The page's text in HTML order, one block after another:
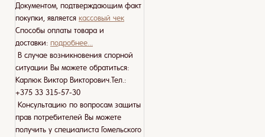
Документом, подтверждающим факт
покупки, является кассовый чек
Способы оплаты товара и
доставки: подробнее...
В случае возникновения спорной
ситуации Вы можете обратиться:
Карлюк Виктор Викторович.Тел.:
+375 33 315-57-30
Консультацию по вопросам защиты
прав потребителей Вы можете
получить у специалиста Гомельского